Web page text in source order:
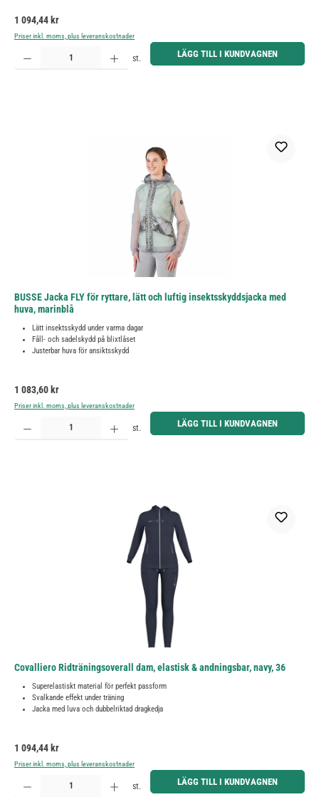
Ordinarie pris:
1 094,44 kr
Priser inkl. moms, plus leveranskostnader
Produktkvantitet: Ange önskat belopp eller använd knapparna för att öka eller minska kvantiteten.
st. LÄGG TILL I KUNDVAGNEN
BUSSE Jacka FLY för ryttare, lätt och luftig insektsskyddsjacka med
huva, marinblå
Lätt insektsskydd under varma dagar
Fåll- och sadelskydd på blixtlåset
Justerbar huva för ansiktsskydd
Ordinarie pris:
1 083,60 kr
Priser inkl. moms, plus leveranskostnader
Produktkvantitet: Ange önskat belopp eller använd knapparna för att öka eller minska kvantiteten.
st. LÄGG TILL I KUNDVAGNEN
Covalliero Ridträningsoverall dam, elastisk & andningsbar, navy, 36
Superelastiskt material för perfekt passform
Svalkande effekt under träning
Jacka med luva och dubbelriktad dragkedja
Ordinarie pris:
1 094,44 kr
Priser inkl. moms, plus leveranskostnader
Produktkvantitet: Ange önskat belopp eller använd knapparna för att öka eller minska kvantiteten.
st. LÄGG TILL I KUNDVAGNEN